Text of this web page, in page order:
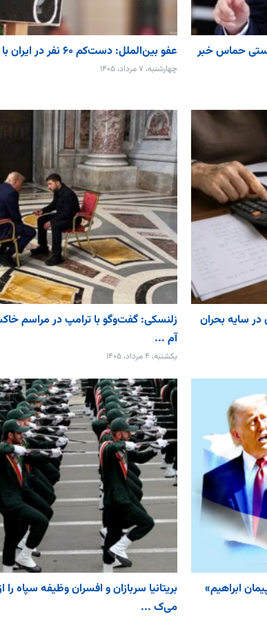
حماس خبر
عفو بین‌الملل: دست‌کم ۶۰ نفر در ایران با خطر اعدام روبه‌رو هستند
چهارشنبه، ۷ مرداد، ۱۴۰۵
در سایه بحران
زلنسکی: گفت‌وگو با ترامپ در مراسم
آم ...
یکشنبه، ۴ مرداد، ۱۴۰۵
ابراهیم»
بریتانیا سربازان و افسران وظیفه سپاه
می‌ک ...